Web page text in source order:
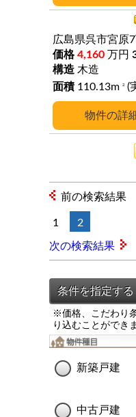
詳
広島県呉市宮原7
4,160 万円
木造
110.13m
2
前の検索結果
1 2
次の検索結果
※価格、こだわり
り込むことができ
新築戸建
中古戸建